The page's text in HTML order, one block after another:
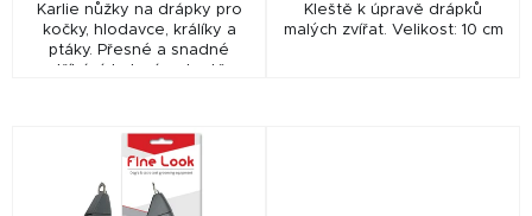
Karlie nůžky na drápky pro
kočky, hlodavce, králíky a
ptáky. Přesné a snadné
stříhání, balení na kartě.
Kleště k úpravě drápků
malých zvířat. Velikost: 10 cm